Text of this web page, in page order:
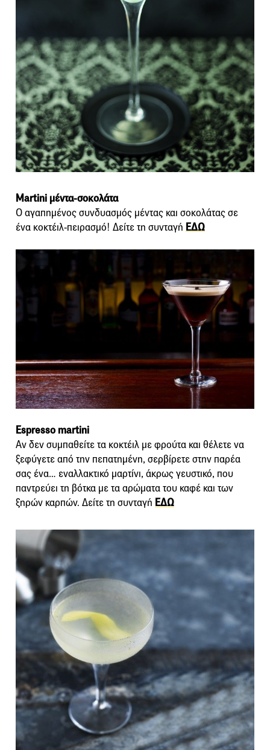
Martini μέντα-σοκολάτα
Ο αγαπημένος συνδυασμός μέντας και σοκολάτας σε
ένα κοκτέιλ-πειρασμό! Δείτε τη συνταγή ΕΔΩ
Espresso martini
Αν δεν συμπαθείτε τα κοκτέιλ με φρούτα και θέλετε να
ξεφύγετε από την πεπατημένη, σερβίρετε στην παρέα
σας ένα… εναλλακτικό μαρτίνι, άκρως γευστικό, που
παντρεύει τη βότκα με τα αρώματα του καφέ και των
ξηρών καρπών. Δείτε τη συνταγή ΕΔΩ